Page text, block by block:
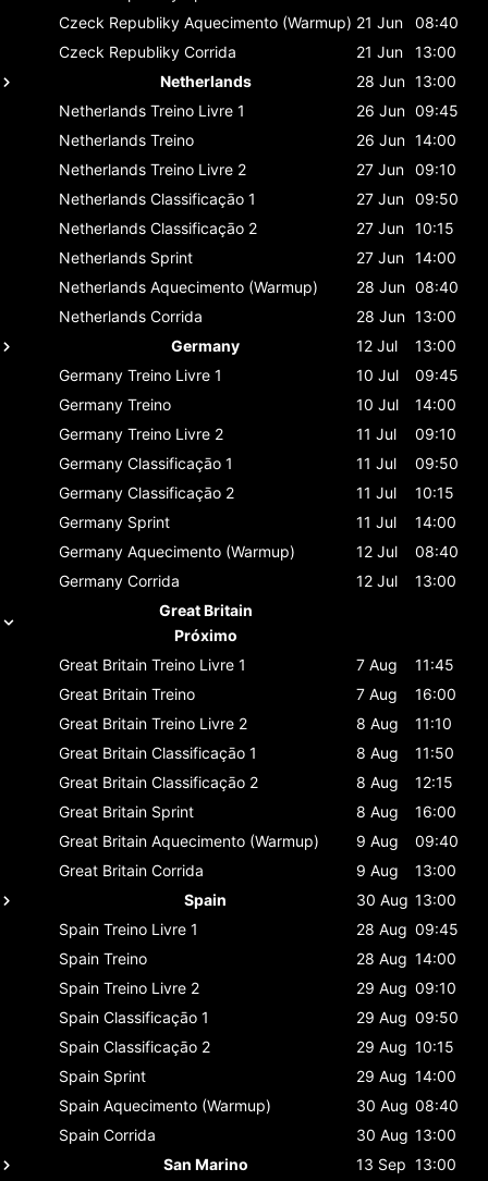
Czeck Republiky Aquecimento (Warmup) 21 Jun
08:40
Czeck Republiky Corrida 21 Jun
13:00
Netherlands
28 Jun 13:00
Netherlands Treino Livre 1 26 Jun 09:45
Netherlands Treino 26 Jun 14:00
Netherlands Treino Livre 2 27 Jun 09:10
Netherlands Classificaçāo 1 27 Jun 09:50
Netherlands Classificaçāo 2 27 Jun 10:15
Netherlands Sprint 27 Jun 14:00
Netherlands Aquecimento (Warmup) 28 Jun 08:40
Netherlands Corrida 28 Jun 13:00
Germany
12 Jul
13:00
Germany Treino Livre 1 10 Jul
09:45
Germany Treino 10 Jul
14:00
Germany Treino Livre 2 11 Jul
09:10
Germany Classificaçāo 1 11 Jul
09:50
Germany Classificaçāo 2 11 Jul
10:15
Germany Sprint 11 Jul
14:00
Germany Aquecimento (Warmup) 12 Jul
08:40
Germany Corrida 12 Jul
13:00
Great Britain
Próximo
Great Britain Treino Livre 1 7 Aug
11:45
Great Britain Treino 7 Aug
16:00
Great Britain Treino Livre 2 8 Aug
11:10
Great Britain Classificaçāo 1 8 Aug
11:50
Great Britain Classificaçāo 2 8 Aug
12:15
Great Britain Sprint 8 Aug
16:00
Great Britain Aquecimento (Warmup) 9 Aug
09:40
Great Britain Corrida 9 Aug
13:00
Spain
30 Aug 13:00
Spain Treino Livre 1 28 Aug 09:45
Spain Treino 28 Aug 14:00
Spain Treino Livre 2 29 Aug 09:10
Spain Classificaçāo 1 29 Aug 09:50
Spain Classificaçāo 2 29 Aug 10:15
Spain Sprint 29 Aug 14:00
Spain Aquecimento (Warmup) 30 Aug 08:40
Spain Corrida 30 Aug 13:00
San Marino
13 Sep 13:00